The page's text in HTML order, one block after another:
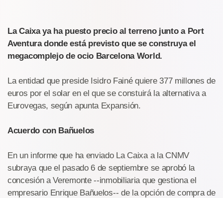
La Caixa ya ha puesto precio al terreno junto a Port
Aventura donde está previsto que se construya el
megacomplejo de ocio Barcelona World.
La entidad que preside Isidro Fainé quiere 377 millones de
euros por el solar en el que se constuirá la alternativa a
Eurovegas, según apunta Expansión.
Acuerdo con Bañuelos
En un informe que ha enviado La Caixa a la CNMV
subraya que el pasado 6 de septiembre se aprobó la
concesión a Veremonte --inmobiliaria que gestiona el
empresario Enrique Bañuelos-- de la opción de compra de